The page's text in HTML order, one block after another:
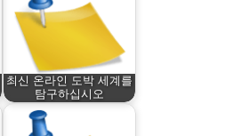
최신 온라인 도박 세계를
탐구하십시오